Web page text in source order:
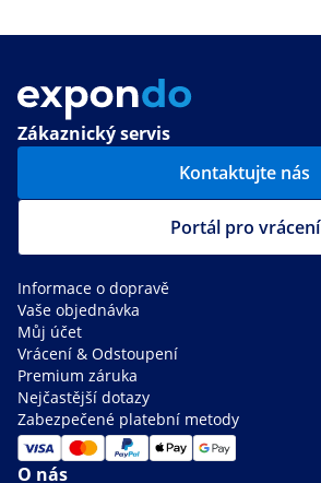
Zákaznický servis
Kontaktujte nás
Portál pro vrácení
Informace o dopravě
Vaše objednávka
Můj účet
Vrácení & Odstoupení
Premium záruka
Nejčastější dotazy
Zabezpečené platební metody
O nás